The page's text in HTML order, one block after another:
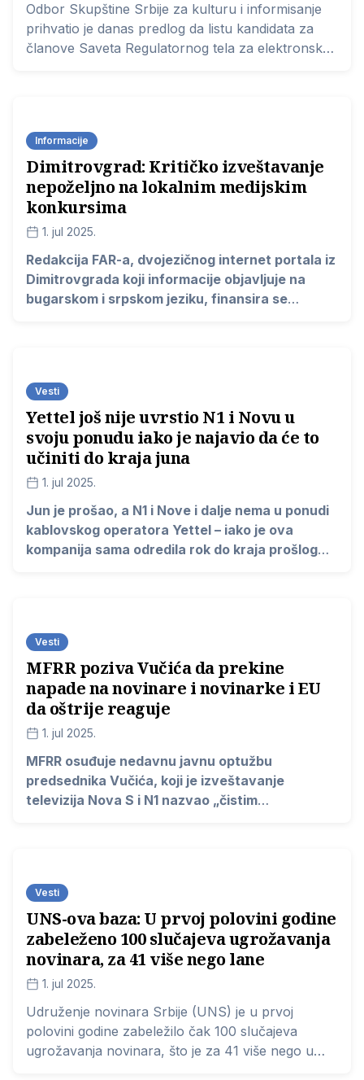
Odbor Skupštine Srbije za kulturu i informisanje
prihvatio je danas predlog da listu kandidata za
članove Saveta Regulatornog tela za elektronske
Informacije
Dimitrovgrad: Kritičko izveštavanje
nepoželjno na lokalnim medijskim
konkursima
1. jul 2025.
Redakcija FAR-a, dvojezičnog internet portala iz
Dimitrovgrada koji informacije objavljuje na
bugarskom i srpskom jeziku, finansira se
novinarka tog portala.
Vesti
Yettel još nije uvrstio N1 i Novu u
svoju ponudu iako je najavio da će to
učiniti do kraja juna
1. jul 2025.
Jun je prošao, a N1 i Nove i dalje nema u ponudi
kablovskog operatora Yettel – iako je ova
kompanija sama odredila rok do kraja prošlog
Vesti
MFRR poziva Vučića da prekine
napade na novinare i novinarke i EU
da oštrije reaguje
1. jul 2025.
MFRR osuđuje nedavnu javnu optužbu
predsednika Vučića, koji je izveštavanje
televizija Nova S i N1 nazvao „čistim
medija.
Vesti
UNS-ova baza: U prvoj polovini godine
zabeleženo 100 slučajeva ugrožavanja
novinara, za 41 više nego lane
1. jul 2025.
Udruženje novinara Srbije (UNS) je u prvoj
polovini godine zabeležilo čak 100 slučajeva
ugrožavanja novinara, što je za 41 više nego u